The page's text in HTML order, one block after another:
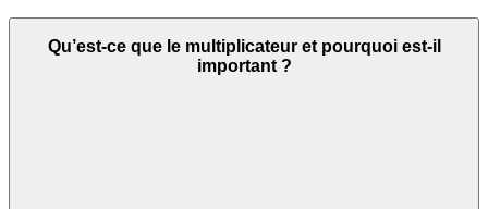
Qu’est-ce que le multiplicateur et pourquoi est-il
important ?